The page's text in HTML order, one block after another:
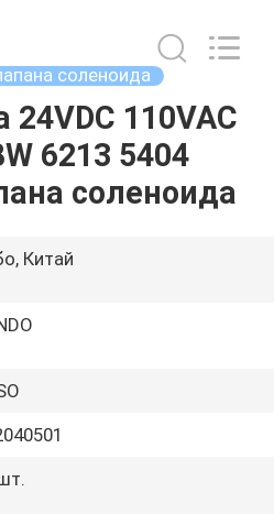
соленоида
110VAC
6213 5404
соленоида
Китай